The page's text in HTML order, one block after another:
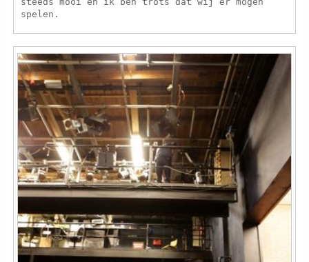
spelen.